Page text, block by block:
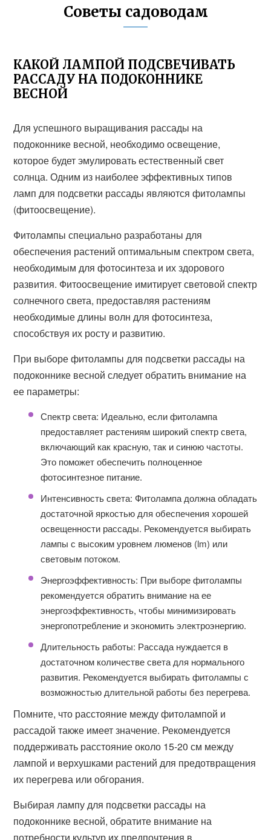
Советы садоводам
КАКОЙ ЛАМПОЙ ПОДСВЕЧИВАТЬ
РАССАДУ НА ПОДОКОННИКЕ
ВЕСНОЙ
Для успешного выращивания рассады на
подоконнике весной, необходимо освещение,
которое будет эмулировать естественный свет
солнца. Одним из наиболее эффективных типов
ламп для подсветки рассады являются фитолампы
(фитоосвещение).
Фитолампы специально разработаны для
обеспечения растений оптимальным спектром света,
необходимым для фотосинтеза и их здорового
развития. Фитоосвещение имитирует световой спектр
солнечного света, предоставляя растениям
необходимые длины волн для фотосинтеза,
способствуя их росту и развитию.
При выборе фитолампы для подсветки рассады на
подоконнике весной следует обратить внимание на
ее параметры:
Спектр света: Идеально, если фитолампа
предоставляет растениям широкий спектр света,
включающий как красную, так и синюю частоты.
Это поможет обеспечить полноценное
фотосинтезное питание.
Интенсивность света: Фитолампа должна обладать
достаточной яркостью для обеспечения хорошей
освещенности рассады. Рекомендуется выбирать
лампы с высоким уровнем люменов (lm) или
световым потоком.
Энергоэффективность: При выборе фитолампы
рекомендуется обратить внимание на ее
энергоэффективность, чтобы минимизировать
энергопотребление и экономить электроэнергию.
Длительность работы: Рассада нуждается в
достаточном количестве света для нормального
развития. Рекомендуется выбирать фитолампы с
возможностью длительной работы без перегрева.
Помните, что расстояние между фитолампой и
рассадой также имеет значение. Рекомендуется
поддерживать расстояние около 15-20 см между
лампой и верхушками растений для предотвращения
их перегрева или обгорания.
Выбирая лампу для подсветки рассады на
подоконнике весной, обратите внимание на